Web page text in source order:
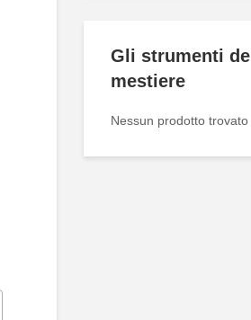
Gli strumenti del
mestiere
Nessun prodotto trovato